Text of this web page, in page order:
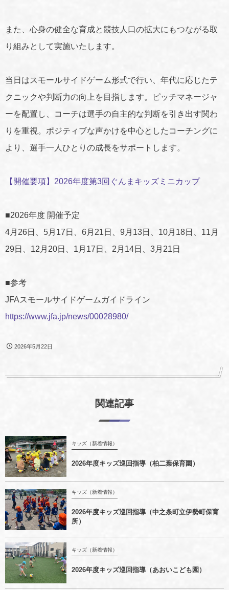
また、心身の健全な育成と競技人口の拡大にもつながる取
り組みとして実施いたします。
当日はスモールサイドゲーム形式で行い、年代に応じたテ
クニックや判断力の向上を目指します。ピッチマネージャ
ーを配置し、コーチは選手の自主的な判断を引き出す関わ
りを重視。ポジティブな声かけを中心としたコーチングに
より、選手一人ひとりの成長をサポートします。
【開催要項】2026年度第3回ぐんまキッズミニカップ
■2026年度 開催予定
4月26日、5月17日、6月21日、9月13日、10月18日、11月
29日、12月20日、1月17日、2月14日、3月21日
■参考
JFAスモールサイドゲームガイドライン
https://www.jfa.jp/news/00028980/
2026年5月22日
関連記事
キッズ（新着情報）
2026年度キッズ巡回指導（柏二葉保育園）
キッズ（新着情報）
2026年度キッズ巡回指導（中之条町立伊勢町保育
所）
キッズ（新着情報）
2026年度キッズ巡回指導（あおいこども園）